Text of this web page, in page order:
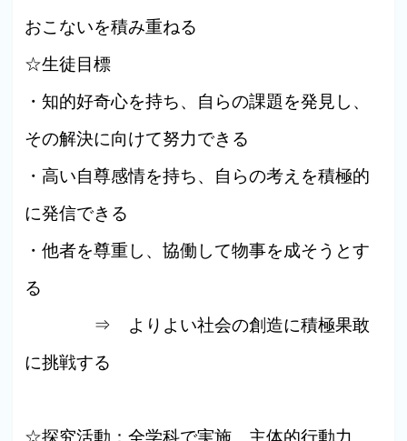
おこないを積み重ねる
☆生徒目標
・知的好奇心を持ち、自らの課題を発見し、
その解決に向けて努力できる
・高い自尊感情を持ち、自らの考えを積極的
に発信できる
・他者を尊重し、協働して物事を成そうとす
る
⇒ よりよい社会の創造に積極果敢
に挑戦する
☆探究活動：全学科で実施。主体的行動力、